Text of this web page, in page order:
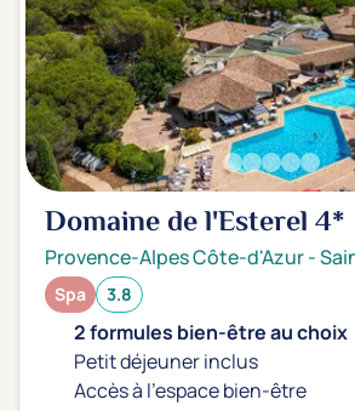
Domaine de l'Esterel4*
Provence-Alpes Côte-d'Azur-
Spa 3.8
2 formules bien-être au choix
Petit déjeuner inclus
Accès à l'espace bien-être